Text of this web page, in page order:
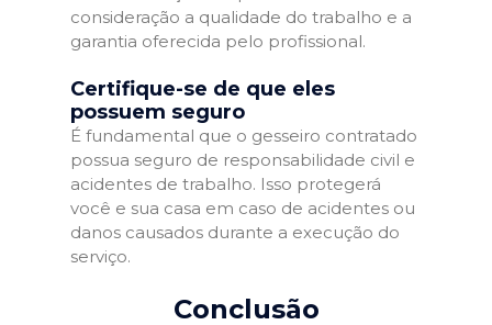
consideração a qualidade do trabalho e a
garantia oferecida pelo profissional.
Certifique-se de que eles
possuem seguro
É fundamental que o gesseiro contratado
possua seguro de responsabilidade civil e
acidentes de trabalho. Isso protegerá
você e sua casa em caso de acidentes ou
danos causados durante a execução do
serviço.
Conclusão